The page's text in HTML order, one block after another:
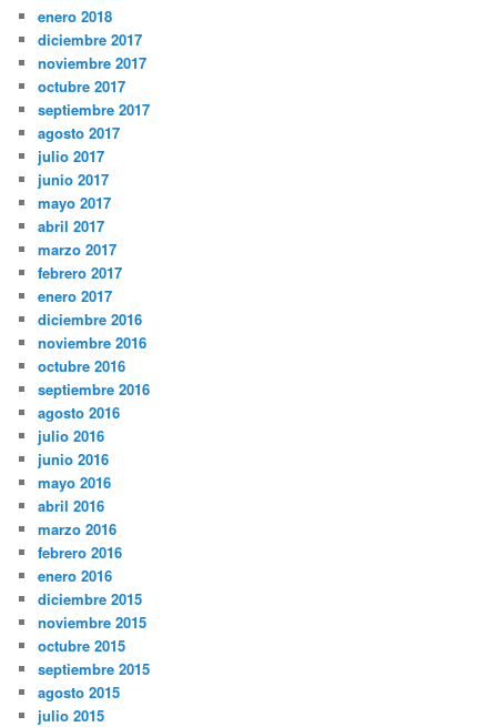
enero 2018
diciembre 2017
noviembre 2017
octubre 2017
septiembre 2017
agosto 2017
julio 2017
junio 2017
mayo 2017
abril 2017
marzo 2017
febrero 2017
enero 2017
diciembre 2016
noviembre 2016
octubre 2016
septiembre 2016
agosto 2016
julio 2016
junio 2016
mayo 2016
abril 2016
marzo 2016
febrero 2016
enero 2016
diciembre 2015
noviembre 2015
octubre 2015
septiembre 2015
agosto 2015
julio 2015